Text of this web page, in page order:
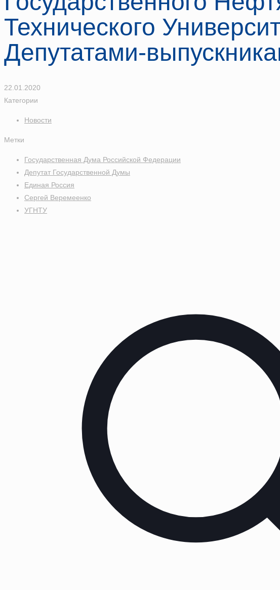
Технического
Депутатами-
22.01.2020
Категории
Новости
Метки
Государственная Дума Российской Федерации
Депутат Государственной Думы
Единая Россия
Сергей Веремеенко
УГНТУ